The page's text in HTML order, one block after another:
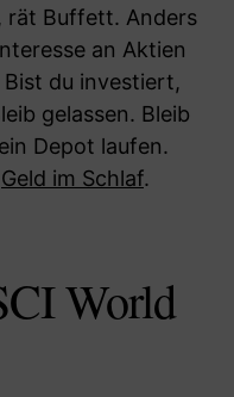
rät Buffett. Anders
an Aktien
du investiert,
gelassen. Bleib
Depot laufen.
Geld im Schlaf.
World